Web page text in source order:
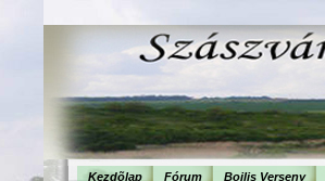
Kezdõlap Fórum Bojlis Verseny